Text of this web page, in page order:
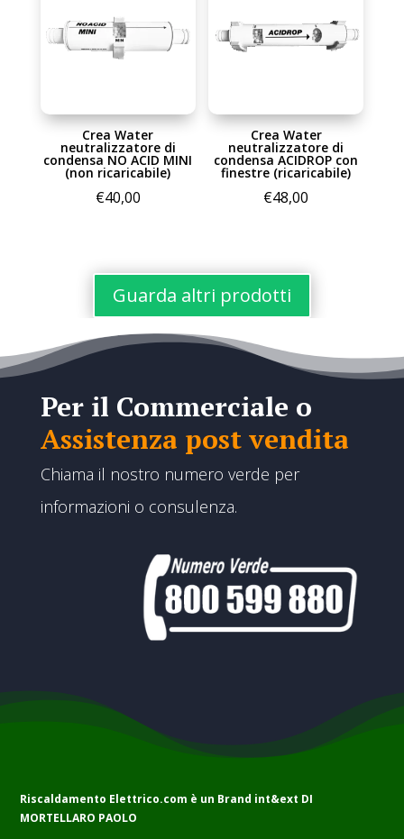
a
€185,00
€50,00
Crea Water
neutralizzatore di
condensa NO ACID MINI
(non ricaricabile)
€40,00
Crea Water
neutralizzatore di
condensa ACIDROP con
finestre (ricaricabile)
€48,00
Guarda altri prodotti
Per il Commerciale o
Assistenza post vendita
Chiama il nostro numero verde per
informazioni o consulenza.
Riscaldamento Elettrico.com è un Brand int&ext DI
MORTELLARO PAOLO